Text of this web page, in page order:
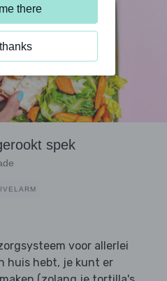
spek
voor allerlei
huis hebt, je kunt er
there